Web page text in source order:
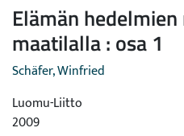
Elämän
maatilalla : osa 1
Schäfer, Winfried
Luomu-Liitto
2009